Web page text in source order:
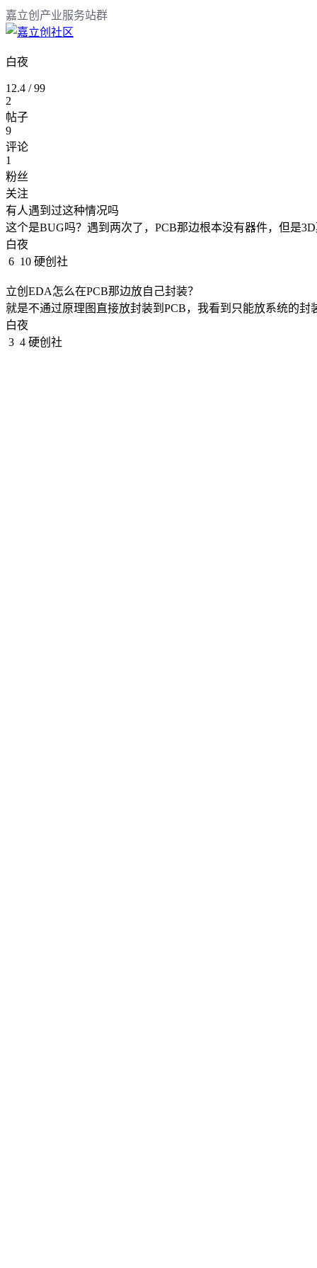
嘉立创产业服务站群
白夜
12.4 /99
2
帖子
9
评论
1
粉丝
关注
有人遇到过这种情况吗
这个是BUG吗？遇到两次了，PCB那边根本没有器件，但是
白夜
6 10 硬创社
立创EDA怎么在PCB那边放自己封装？
就是不通过原理图直接放封装到PCB，我看到只能放系统的封
白夜
3 4 硬创社